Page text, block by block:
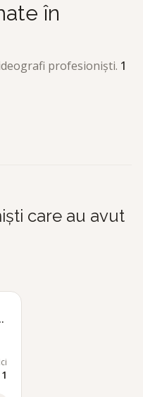
în
profesioniști. 1
care au avut
Film
1